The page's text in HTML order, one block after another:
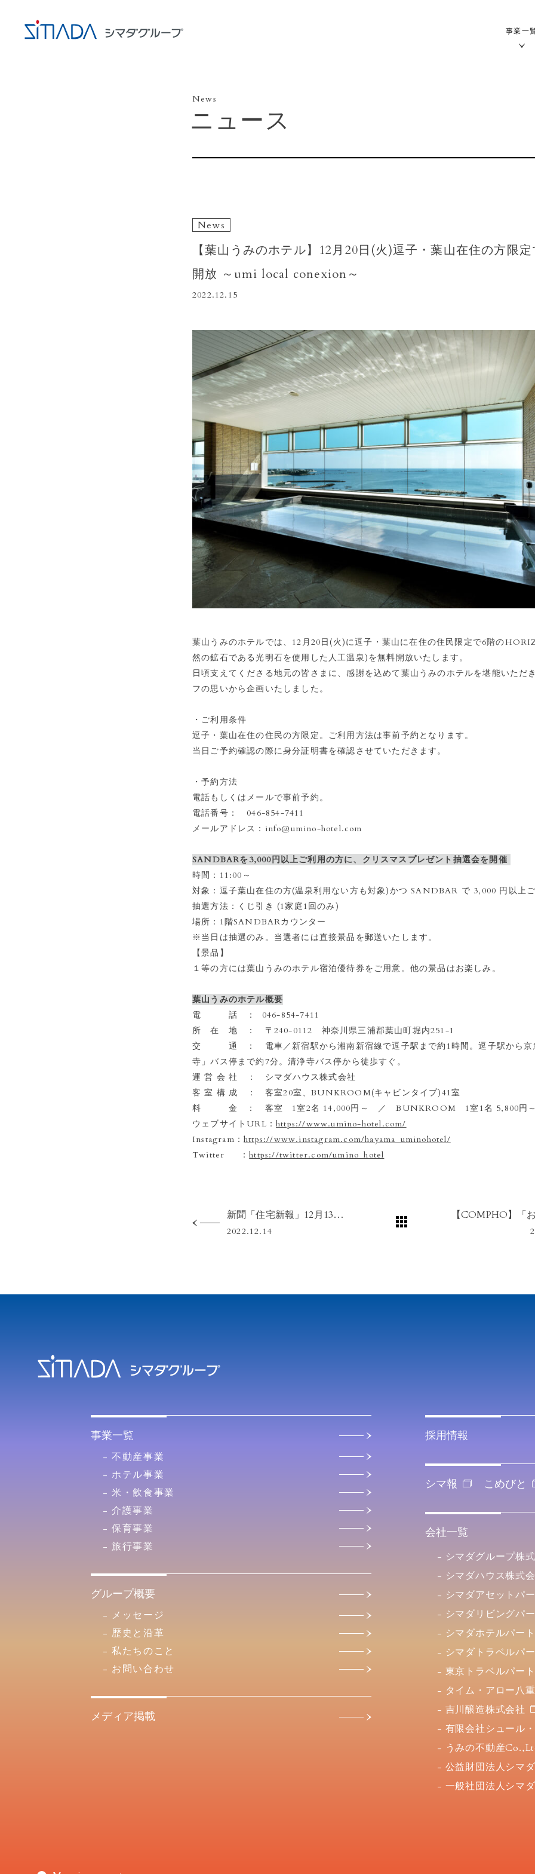
事業一
News
ニュース
News
【葉山うみのホテル】12月20日(火)逗子・葉山在住の方限
開放 ～umi local conexion～
2022.12.15
葉山うみのホテルでは、12月20日(火)に逗子・葉山に在住の住民限定で6階の
然の鉱石である光明石を使用した人工温泉)を無料開放いたします。
日頃支えてくださる地元の皆さまに、感謝を込めて葉山うみのホテルを堪能いただ
フの思いから企画いたしました。
・ご利用条件
逗子・葉山在住の住民の方限定。ご利用方法は事前予約となります。
当日ご予約確認の際に身分証明書を確認させていただきます。
・予約方法
電話もしくはメールで事前予約。
電話番号： 046-854-7411
メールアドレス：info@umino-hotel.com
SANDBARを3,000円以上ご利用の方に、クリスマスプレゼント抽選会を開催
時間：11:00～
対象：逗子葉山在住の方(温泉利用ない方も対象)かつ SANDBAR で 3,000 円以上
抽選方法：くじ引き (1家庭1回のみ)
場所：1階SANDBARカウンター
※当日は抽選のみ。当選者には直接景品を郵送いたします。
【景品】
１等の方には葉山うみのホテル宿泊優待券をご用意。他の景品はお楽しみ。
葉山うみのホテル概要
電 話 ： 046-854-7411
所 在 地 ： 〒240-0112 神奈川県三浦郡葉山町堀内251-1
交 通 ： 電車／新宿駅から湘南新宿線で逗子駅まで約1時間。逗子駅から京
寺」バス停まで約7分。清浄寺バス停から徒歩すぐ。
運 営 会 社 ： シマダハウス株式会社
客 室 構 成 ： 客室20室、BUNKROOM(キャビンタイプ)41室
料 金 ： 客室 1室2名 14,000円～ ／ BUNKROOM 1室1名 5,800円～
ウェブサイトURL： https://www.umino-hotel.com/
Instagram： https://www.instagram.com/hayama_uminohotel/
Twitter ：https://twitter.com/umino_hotel
新聞「住宅新報」12月13日号にグッドデザイン賞の記事が掲載されました。
2022.12.14
事業一覧
不動産事業
ホテル事業
米・飲食事業
介護事業
保育事業
旅行事業
グループ概要
メッセージ
歴史と沿革
私たちのこと
お問い合わせ
メディア掲載
採用情報
シマ報 こめびと
会社一覧
シマダグループ株
シマダハウス株式
シマダアセットパ
シマダリビングパ
シマダホテルパー
シマダトラベルパ
東京トラベルパー
タイム・アロー八
吉川醸造株式会社
有限会社シュール
うみの不動産
公益財団法人シマ
一般社団法人シマ